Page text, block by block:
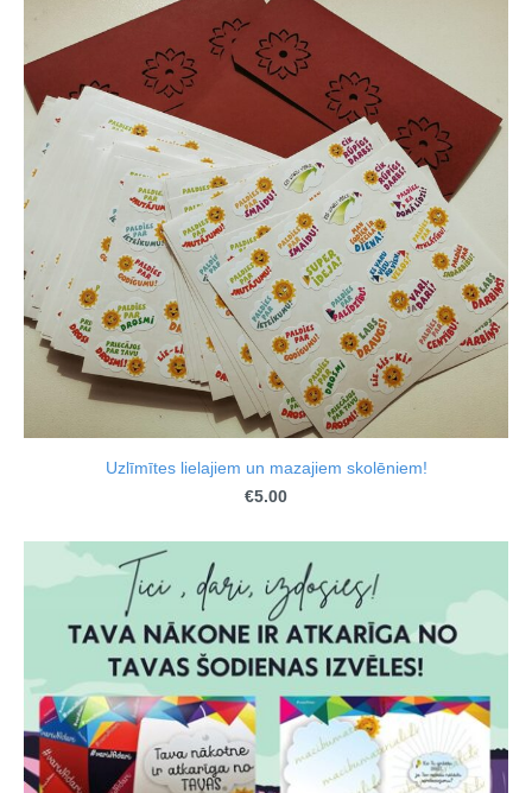
Uzlīmītes lielajiem un mazajiem skolēniem!
€5.00